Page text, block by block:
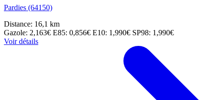
Pardies (64150)
Distance: 16,1 km
Gazole: 2,163€ E85: 0,856€ E10: 1,990€ SP98: 1,990€
Voir détails